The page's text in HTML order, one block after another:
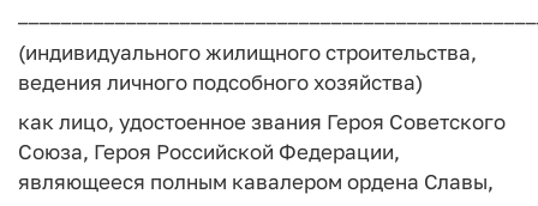
(индивидуального жилищного строительства,
ведения личного подсобного хозяйства)
как лицо, удостоенное звания Героя Советского
Союза, Героя Российской Федерации,
являющееся полным кавалером ордена Славы,